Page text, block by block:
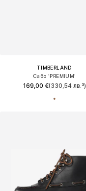
TIMBERLAND
Сабо 'PREMIUM'
169,00 €(330,54 лв.³)